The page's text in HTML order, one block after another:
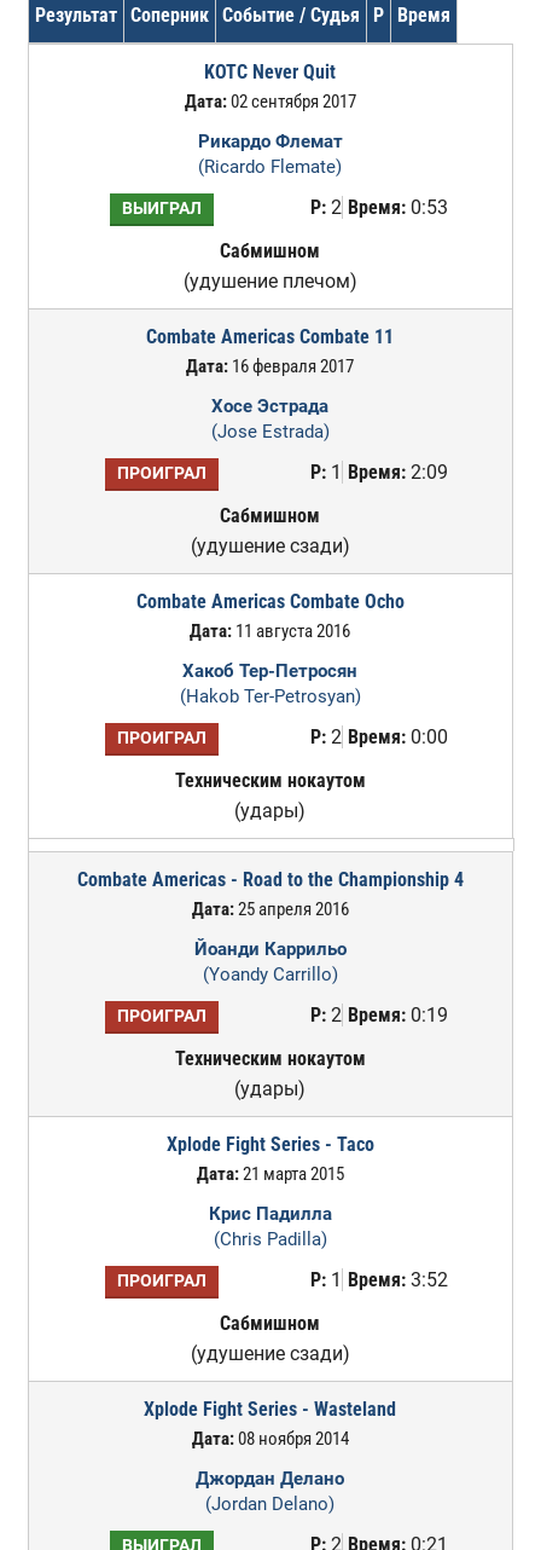
Результат Соперник Событие / Судья Р Время
KOTC Never Quit
Дата:02 сентября 2017
Рикардо Флемат
(Ricardo Flemate)
ВЫИГРАЛ Р:2 Время:0:53
Сабмишном
(удушение плечом)
Combate Americas Combate 11
Дата: 16 февраля 2017
Хосе Эстрада
(Jose Estrada)
ПРОИГРАЛ Р:1 Время:2:09
Сабмишном
(удушение сзади)
Combate Americas Combate Ocho
Дата: 11 августа 2016
Хакоб Тер-Петросян
(Hakob Ter-Petrosyan)
ПРОИГРАЛ Р:2 Время:0:00
Техническим нокаутом
(удары)
Combate Americas - Road to the Championship 4
Дата:25 апреля 2016
Йоанди Каррильо
(Yoandy Carrillo)
ПРОИГРАЛ Р:2 Время:0:19
Техническим нокаутом
(удары)
Xplode Fight Series - Taco
Дата:21 марта 2015
Крис Падилла
(Chris Padilla)
ПРОИГРАЛ Р:1 Время:3:52
Сабмишном
(удушение сзади)
Xplode Fight Series - Wasteland
Дата:08 ноября 2014
Джордан Делано
(Jordan Delano)
ВЫИГРАЛ Р:2 Время:0:21